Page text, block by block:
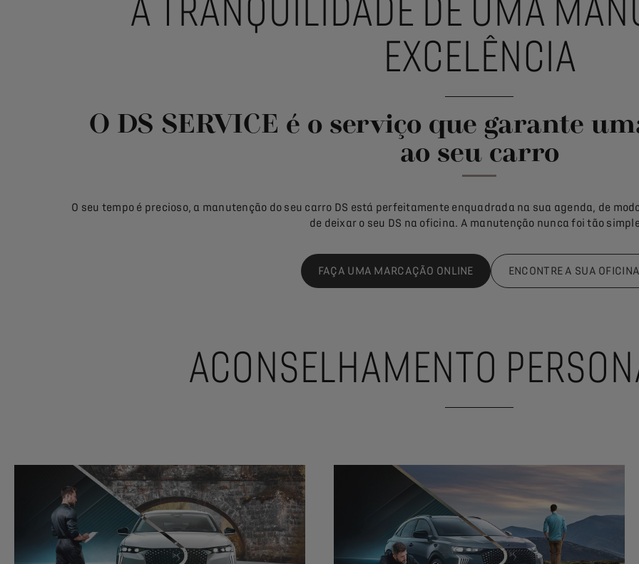
A TRANQUILIDADE DE UMA
EXCELÊNCIA
O DS SERVICE é o serviço que garante
ao seu carro
O seu tempo é precioso, a manutenção do seu carro DS está perfeitamente enquadrada na sua agenda, de
de deixar o seu DS na oficina. A manutenção nunca foi tão
FAÇA UMA MARCAÇÃO ONLINE ENCONTRE A SUA OFICINA
ACONSELHAMENTO